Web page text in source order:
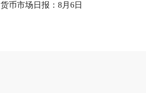
货币市场日报：8月6日